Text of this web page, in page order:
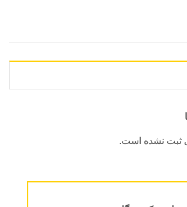
ثبت نشده است.